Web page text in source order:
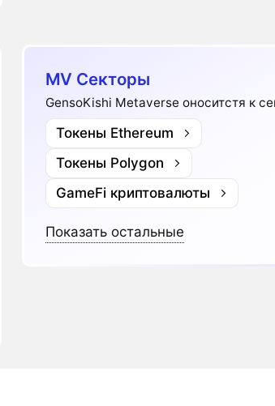
MV Секторы
GensoKishi Metaverse оноситстя к
Токены Ethereum
Токены Polygon
GameFi криптовалюты
Показать остальные